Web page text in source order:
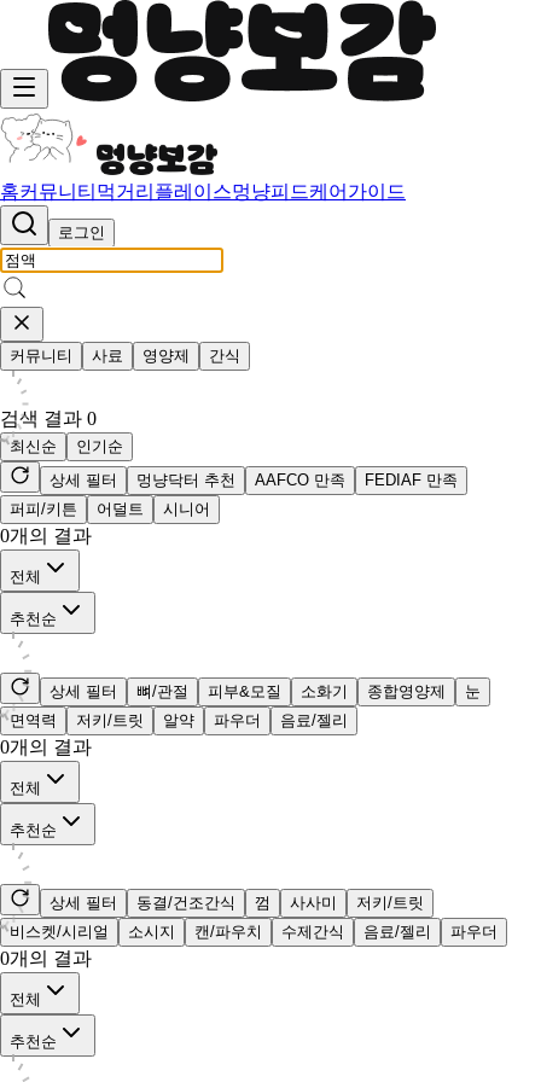
홈커뮤니티 먹거리 플레이스멍냥피드케어가이드
로그인
커뮤니티 사료 영양제 간식
검색 결과 0
최신순
인기순
상세 필터
멍냥닥터 추천 AAFCO 만족
FEDIAF 만족
퍼피/키튼
어덜트 시니어
0개의 결과
전체
추천순
상세 필터 뼈/관절 피부&모질 소화기 종합영양제
눈
면역력
저키/트릿 알약 파우더 음료/젤리
0개의 결과
전체
추천순
상세 필터 동결/건조간식 껌 사사미
저키/트릿
비스켓/시리얼
소시지 캔/파우치 수제간식 음료/젤리 파우더
0개의 결과
전체
추천순